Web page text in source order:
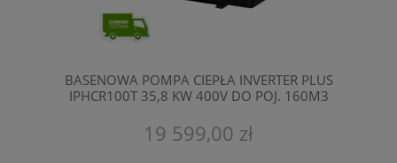
BASENOWA POMPA CIEPŁA INVERTER PLUS
IPHCR100T 35,8 KW 400V DO POJ. 160M3
19 599,00 zł